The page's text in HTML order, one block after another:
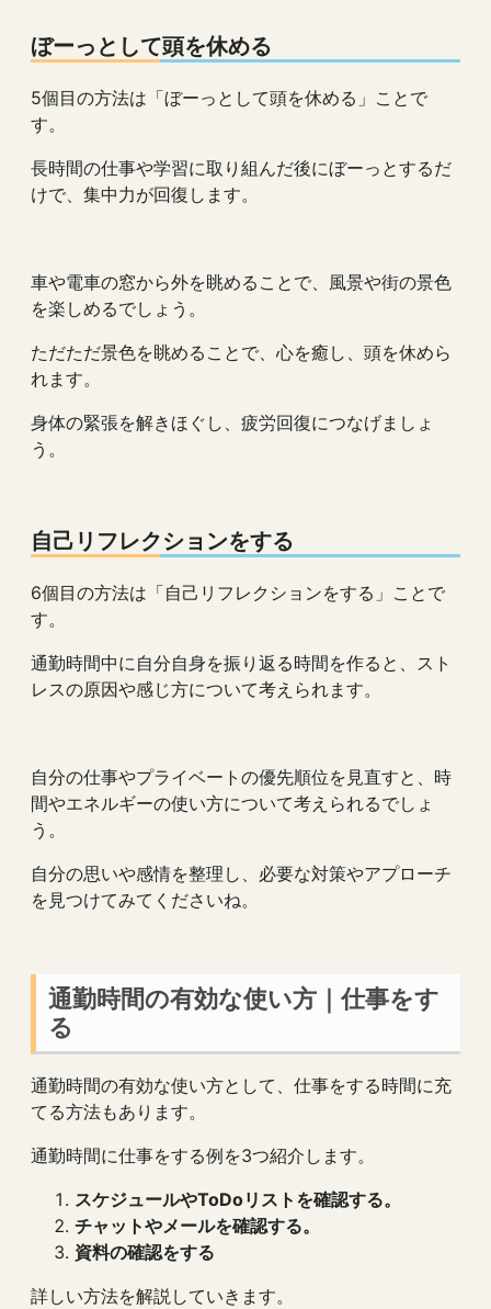
ぼーっとして頭を休める
5個目の方法は「ぼーっとして頭を休める」ことで
す。
長時間の仕事や学習に取り組んだ後にぼーっとするだ
けで、集中力が回復します。
車や電車の窓から外を眺めることで、風景や街の景色
を楽しめるでしょう。
ただただ景色を眺めることで、心を癒し、頭を休めら
れます。
身体の緊張を解きほぐし、疲労回復につなげましょ
う。
自己リフレクションをする
6個目の方法は「自己リフレクションをする」ことで
す。
通勤時間中に自分自身を振り返る時間を作ると、スト
レスの原因や感じ方について考えられます。
自分の仕事やプライベートの優先順位を見直すと、時
間やエネルギーの使い方について考えられるでしょ
う。
自分の思いや感情を整理し、必要な対策やアプローチ
を見つけてみてくださいね。
通勤時間の有効な使い方｜仕事をす
る
通勤時間の有効な使い方として、仕事をする時間に充
てる方法もあります。
通勤時間に仕事をする例を3つ紹介します。
スケジュールやToDoリストを確認する。
チャットやメールを確認する。
資料の確認をする
詳しい方法を解説していきます。